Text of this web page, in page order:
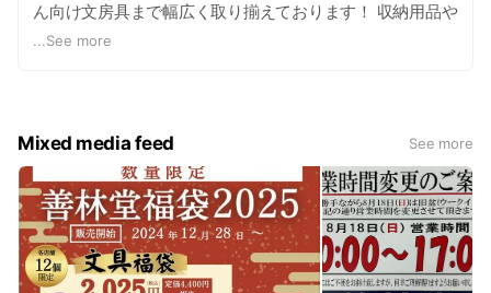
ん向け文房具まで幅広く取り揃えております！ 収納用品や
店舗様向け用品・オフィス家具も展示販売・注文・配達承
...See more
Mixed media feed See more